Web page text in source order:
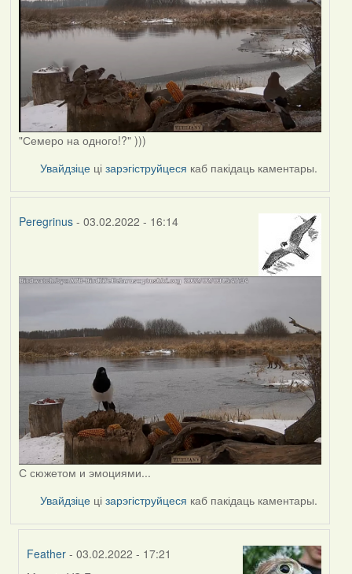
"Семеро на одного!?" )))
Увайдзіце цізарэгіструйцеся каб пакідаць каментары.
Peregrinus- 03.02.2022 - 16:14
С сюжетом и эмоциями...
Увайдзіце цізарэгіструйцеся каб пакідаць каментары.
Feather - 03.02.2022 - 17:21